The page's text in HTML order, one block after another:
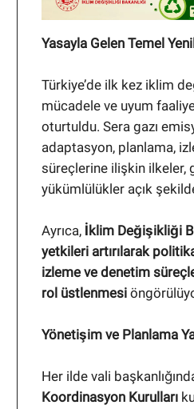
Yasayla Gelen Temel
Türkiye’de ilk kez iklim
mücadele ve uyum
oturtuldu. Sera gazı
adaptasyon, planlama,
süreçlerine ilişkin ilkeler,
yükümlülükler açık
Ayrıca, İklim Değişikliği
yetkileri artırılarak
izleme ve denetim
rol üstlenmesi
Yönetişim ve Planlama
Her ilde vali
Koordinasyon Kurulları